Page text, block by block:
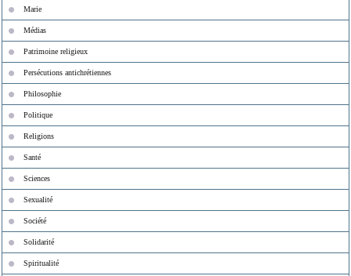
Marie
Médias
Patrimoine religieux
Persécutions antichrétiennes
Philosophie
Politique
Religions
Santé
Sciences
Sexualité
Société
Solidarité
Spiritualité